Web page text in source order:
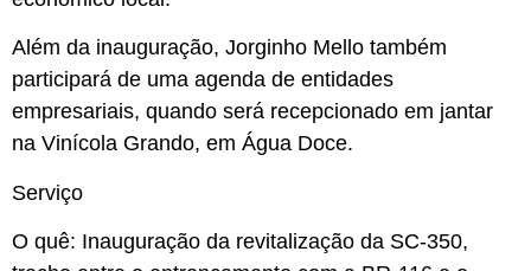
Além da inauguração, Jorginho Mello também
participará de uma agenda de entidades
empresariais, quando será recepcionado em jantar
na Vinícola Grando, em Água Doce.
Serviço
O quê: Inauguração da revitalização da SC-350,